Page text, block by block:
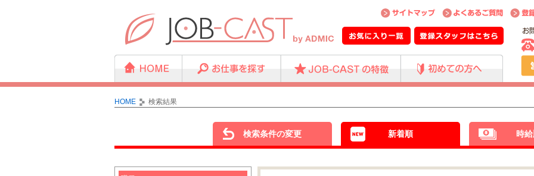
HOME 検索結果
検索条件の変更 新着順 時